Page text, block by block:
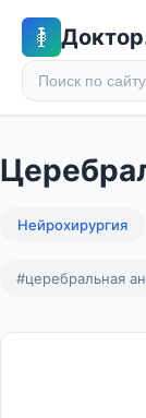
Доктор
Нейрохирургия
#церебральная